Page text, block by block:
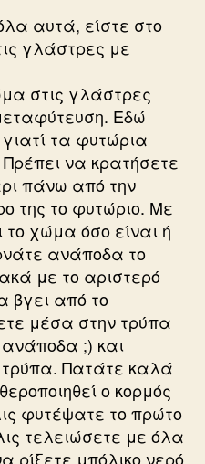
αυτά, είστε στο
γλάστρες με
στις γλάστρες
Εδώ
τα φυτώρια
να κρατήσετε
πάνω από την
της το φυτώριο. Με
το χώμα όσο είναι ή
ανάποδα το
με το αριστερό
βγει από το
μέσα στην τρύπα
;) και
Πατάτε καλά
ο κορμός
φυτέψατε το πρώτο
τελειώσετε με όλα
ρίξετε μπόλικο νερό